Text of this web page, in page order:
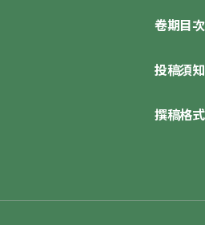
卷期目次
投稿須知
撰稿格式